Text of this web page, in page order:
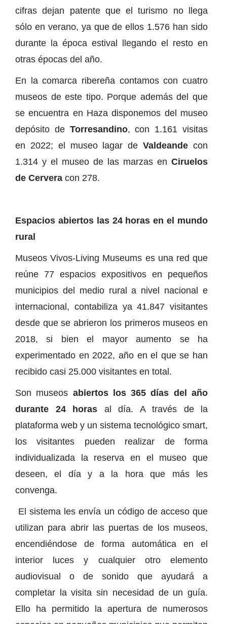
cifras dejan patente que el turismo no llega
sólo en verano, ya que de ellos 1.576 han sido
durante la época estival llegando el resto en
otras épocas del año.
En la comarca ribereña contamos con cuatro
museos de este tipo. Porque además del que
se encuentra en Haza disponemos del museo
depósito de Torresandino, con 1.161 visitas
en 2022; el museo lagar deValdeande con
1.314 y el museo de las marzas en Ciruelos
de Cervera con 278.
Espacios abiertos las 24 horas en el mundo
rural
Museos Vivos-Living Museums es una red que
reúne 77 espacios expositivos en pequeños
municipios del medio rural a nivel nacional e
internacional, contabiliza ya 41.847 visitantes
desde que se abrieron los primeros museos en
2018, si bien el mayor aumento se ha
experimentado en 2022, año en el que se han
recibido casi 25.000 visitantes en total.
Son museos abiertos los 365 días del año
durante 24 horas al día. A través de la
plataforma web y un sistema tecnológico smart,
los visitantes pueden realizar de forma
individualizada la reserva en el museo que
deseen, el día y a la hora que más les
convenga.
El sistema les envía un código de acceso que
utilizan para abrir las puertas de los museos,
encendiéndose de forma automática en el
interior luces y cualquier otro elemento
audiovisual o de sonido que ayudará a
completar la visita sin necesidad de un guía.
Ello ha permitido la apertura de numerosos